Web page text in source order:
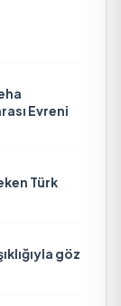
Evreni
Türk
göz